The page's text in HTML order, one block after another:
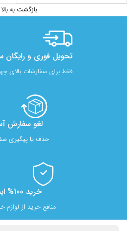
بازگشت به
تحویل فوری و رایگان
فقط برای سفارشات بالای
لغو سفارش
حذف یا پیگیری
خرید 100% ایمن
منافع خرید از لوازم